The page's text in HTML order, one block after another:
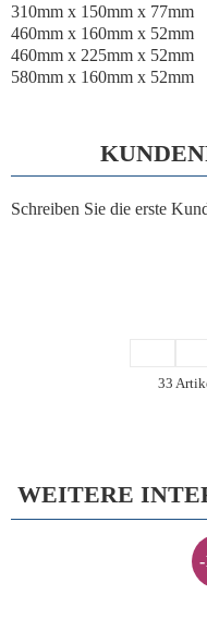
310mm x 150mm x 77mm
460mm x 160mm x 52mm
460mm x 225mm x 52mm
580mm x 160mm x 52mm
Schreiben Sie die erste
33
WEITERE